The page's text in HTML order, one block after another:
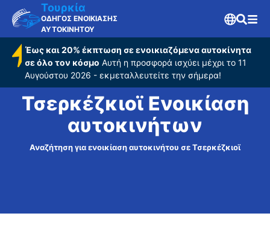
Τουρκία
ΟΔΗΓΟΣ ΕΝΟΙΚΙΑΣΗΣ
ΑΥΤΟΚΙΝΗΤΟΥ
Έως και 20% έκπτωση σε ενοικιαζόμενα αυτοκίνητα
σε όλο τον κόσμο Αυτή η προσφορά ισχύει μέχρι το 11
Αυγούστου 2026 - εκμεταλλευτείτε την σήμερα!
Τσερκέζκιοϊ Ενοικίαση
αυτοκινήτων
Αναζήτηση για ενοικίαση αυτοκινήτου σε Τσερκέζκιοϊ